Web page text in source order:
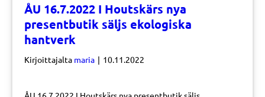
ÅU 16.7.2022 I Houtskärs nya
presentbutik säljs ekologiska
hantverk
Kirjoittajalta maria | 10.11.2022